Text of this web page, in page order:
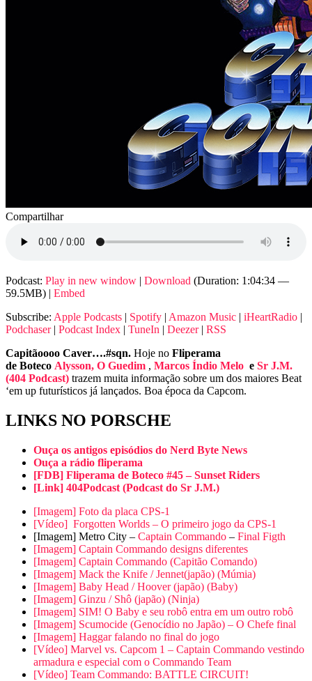
Compartilhar
Podcast: Play in new window | Download (Duration: 1:04:34 —
59.5MB) | Embed
Subscribe: Apple Podcasts | Spotify | Amazon Music | iHeartRadio |
Podchaser| Podcast Index | TuneIn | Deezer| RSS
Capitãoooo Caver….#sqn. Hoje no Fliperama
de Boteco Alysson, O Guedim , Marcos Índio Melo e Sr J.M.
(404 Podcast) trazem muita informação sobre um dos maiores Beat
‘em up futurísticos já lançados. Boa época da Capcom.
LINKS NO PORSCHE
Ouça os antigos episódios do Nerd Byte News
Ouça a rádio fliperama
[FDB] Fliperama de Boteco #45 – Sunset Riders
[Link] 404Podcast (Podcast do Sr J.M.)
[Imagem] Foto da placa CPS-1
[Vídeo] Forgotten Worlds – O primeiro jogo da CPS-1
[Imagem] Metro City – Captain Commando – Final Figth
[Imagem] Captain Commando designs diferentes
[Imagem] Captain Commando (Capitão Comando)
[Imagem] Mack the Knife / Jennet(japão) (Múmia)
[Imagem] Baby Head / Hoover (japão) (Baby)
[Imagem] Ginzu / Shô (japão) (Ninja)
[Imagem] SIM! O Baby e seu robô entra em um outro robô
[Imagem] Scumocide (Genocídio no Japão) – O Chefe final
[Imagem] Haggar falando no final do jogo
[Vídeo] Marvel vs. Capcom 1 – Captain Commando vestindo
armadura e especial com o Commando Team
[Vídeo] Team Commando: BATTLE CIRCUIT!